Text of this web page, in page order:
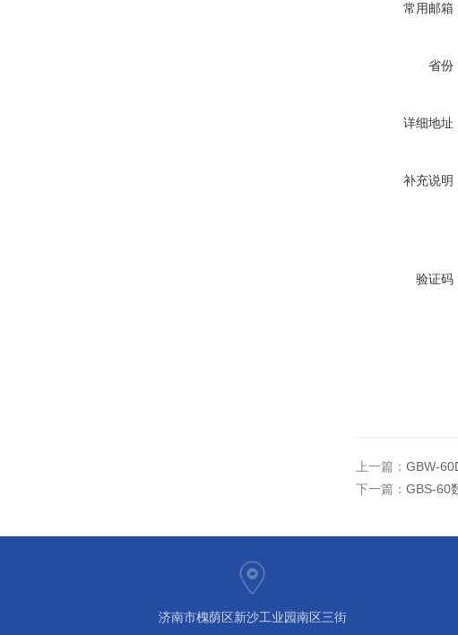
常用邮箱
省份
详细地址
补充说明
验证码
上一篇： GBW-
下一篇： GBS-60
济南市槐荫区新沙工业园南区三街